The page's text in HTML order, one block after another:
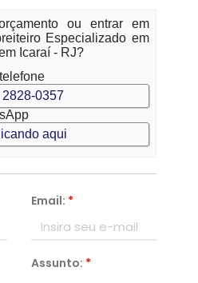
ou entrar em
Especializado em
Icaraí - RJ?
2828-0357
aqui
Email: *
Assunto: *